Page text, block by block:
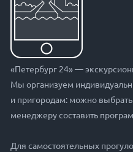
«Петербург 24» —
Мы организуем
и пригородам: можно
менеджеру составить
Для самостоятельных